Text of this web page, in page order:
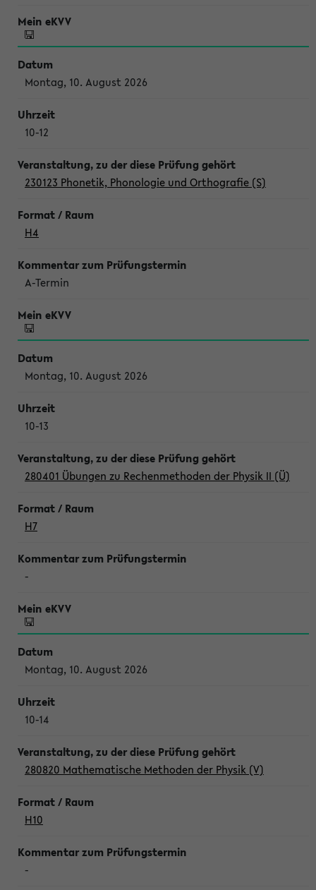
Montag, 10. August 2026
10-12
230123 Phonetik, Phonologie und Orthografie (S)
H4
A-Termin
Montag, 10. August 2026
10-13
280401 Übungen zu Rechenmethoden der Physik II (Ü)
H7
-
Montag, 10. August 2026
10-14
280820 Mathematische Methoden der Physik (V)
H10
-